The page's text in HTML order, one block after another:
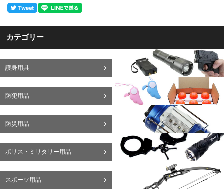
カテゴリー
護身用具
防犯用品
防災用品
ポリス・ミリタリー用品
スポーツ用品